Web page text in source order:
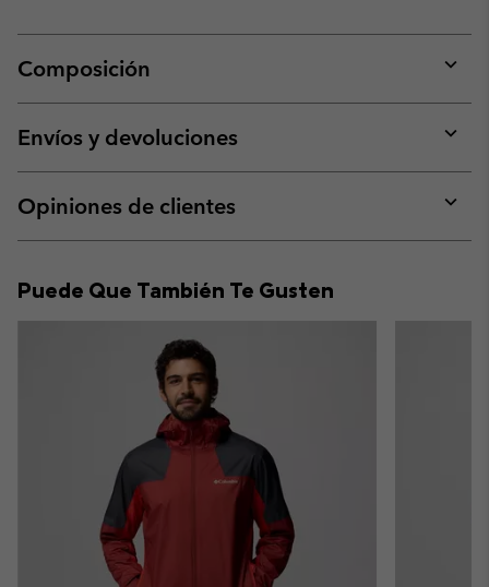
Composición
or
Envíos y devoluciones
or
Opiniones de clientes
or
Puede Que También Te Gusten